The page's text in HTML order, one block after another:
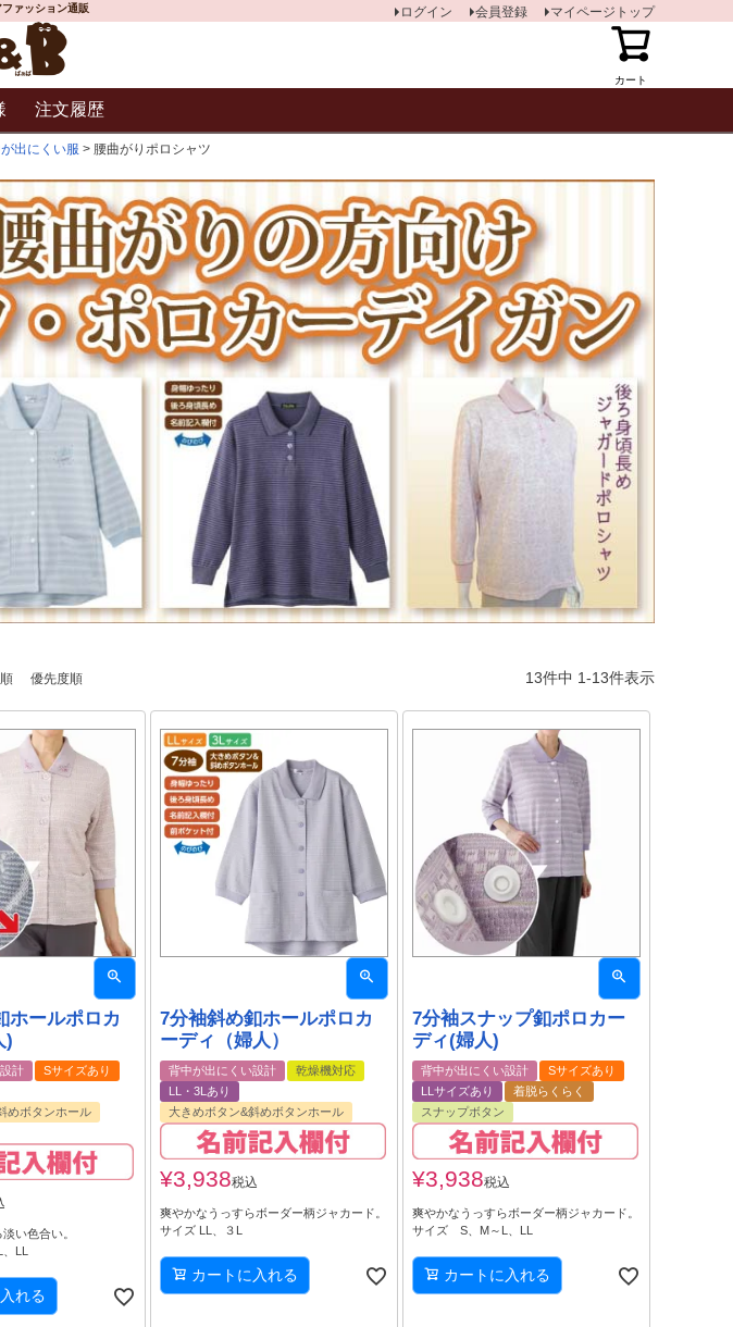
ァッション通販
カート
ログイン 会員登録 マイページトップ
注文履歴
出にくい服 腰曲がりポロシャツ
優先度順 13件中 1-13件表示
ホールポロカ
)
計
Sサイズあり
めボタンホール
い色合い。
LL
れる
7分袖斜め釦ホールポロカ
ーディ（婦人）
背中が出にくい設計
乾燥機対応
LL・3Lあり
大きめボタン&斜めボタンホール
¥3,938税込
爽やかなうっすらボーダー柄ジャカード。
サイズ LL、３L
カートに入れる
7分袖スナップ釦ポロカー
ディ(婦人)
背中が出にくい設計
Sサイズあり
LLサイズあり
着脱らくらく
スナップボタン
¥3,938税込
爽やかなうっすらボーダー柄ジャカード。
サイズ S、M～L、LL
カートに入れる